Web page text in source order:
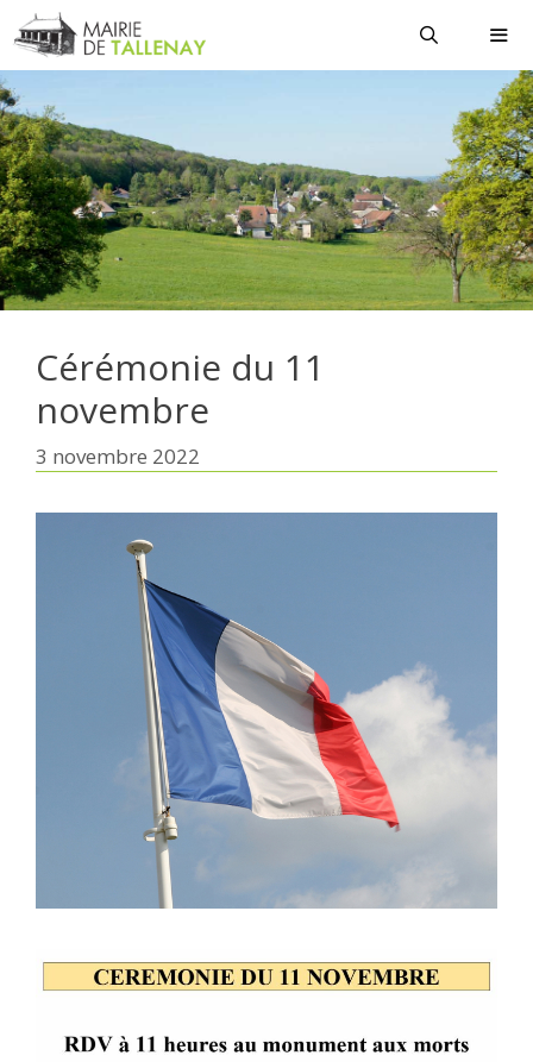
Aller
au
contenu
Cérémonie du 11
novembre
3 novembre 2022